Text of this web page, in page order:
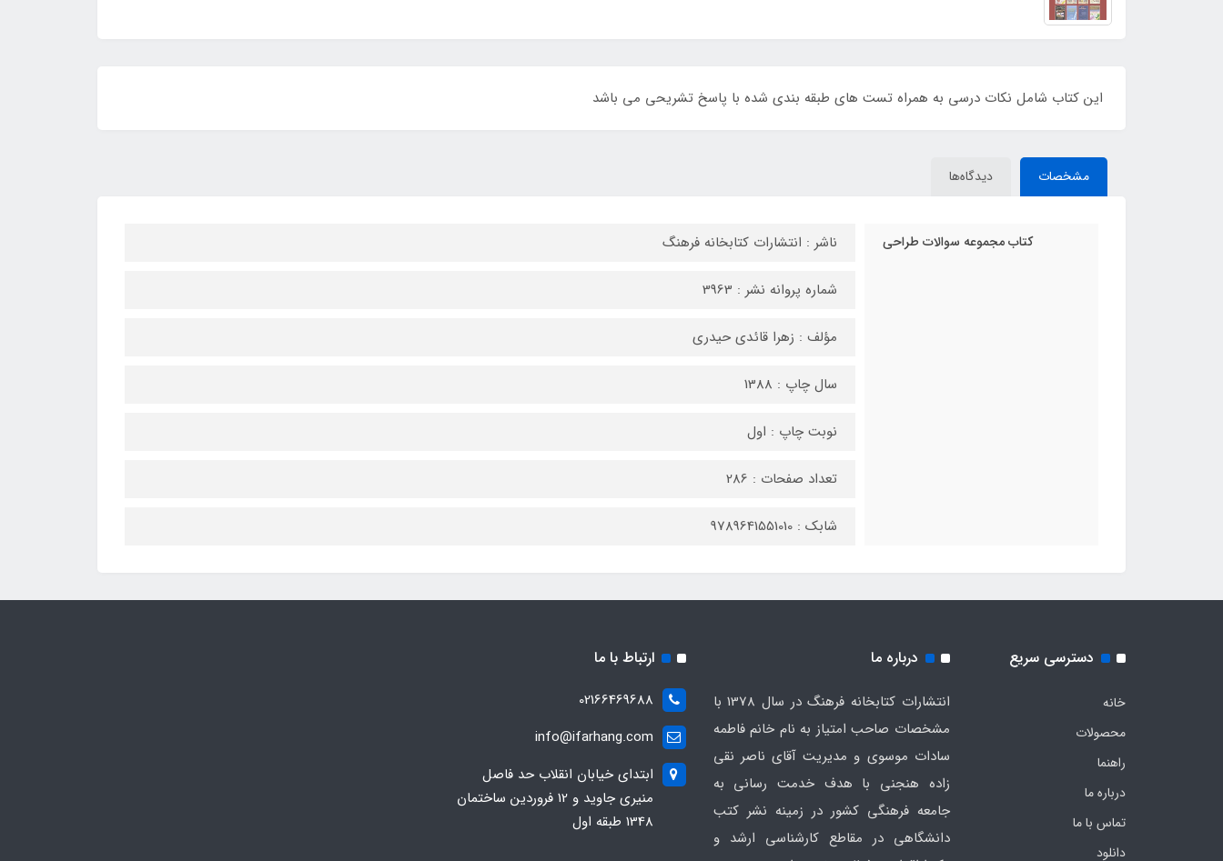
این کتاب شامل نکات درسی به همراه تست های طبقه بندی شده با پاسخ تشریحی می باشد
مشخصات دیدگاه‌ها
کتاب مجموعه سوالات طراحی ناشر : انتشارات کتابخانه فرهنگ
شماره پروانه نشر : 3963
مؤلف : زهرا قائدی حیدری
سال چاپ : 1388
نوبت چاپ : اول
تعداد صفحات : 286
شابک : 9789641551010
دسترسی سریع
خانه
محصولات
راهنما
درباره ما
تماس با ما
دانلود
درباره ما
انتشارات کتابخانه فرهنگ در سال 1378 با
مشخصات صاحب امتیاز به نام خانم فاطمه
سادات موسوی و مدیریت آقای ناصر نقی
زاده هنجنی با هدف خدمت رسانی به
جامعه فرهنگی کشور در زمینه نشر کتب
دانشگاهی در مقاطع کارشناسی ارشد و
ارتباط با ما
02166469688
info@ifarhang.com
ابتداي خيابان انقلاب حد فاصل
منيري جاويد و 12 فروردين ساختمان
1348 طبقه اول